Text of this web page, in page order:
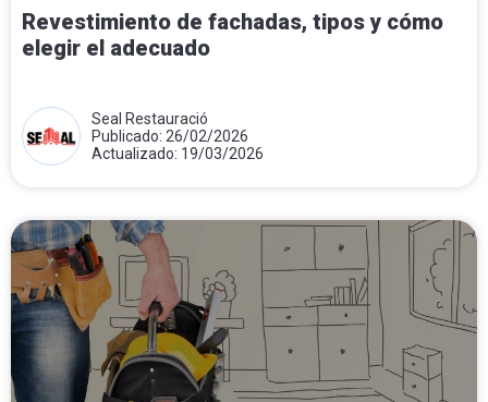
Revestimiento de fachadas, tipos y cómo
elegir el adecuado
Seal Restauració
Publicado: 26/02/2026
Actualizado: 19/03/2026